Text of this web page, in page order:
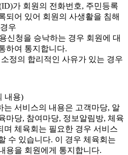
가 회원의 전화번호, 주민등록
되어 있어 회원의 사생활을 침해
우
신청을 승낙하는 경우 회원에 대
하여 통지합니다.
정의 합리적인 사유가 있는 경우
내용)
는 서비스의 내용은 고객마당, 알
마당, 참여마당, 정보알림방, 체육
며 체육회는 필요한 경우 서비스
수 있습니다. 이 경우 체육회는
용을 회원에게 통지합니다.